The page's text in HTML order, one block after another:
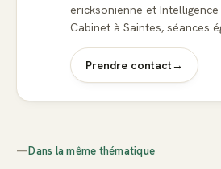
ericksonienne et
Cabinet à Saintes, séances
Prendre contact→
—Dans la même thématique